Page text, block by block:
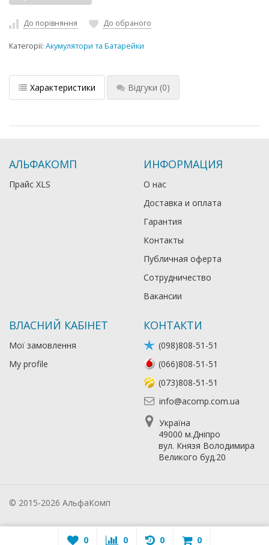
До порівняння До обраного
Категорії: Акумулятори та Батарейки
Характеристики Відгуки (0)
АЛЬФАКОМП
Прайс XLS
ИНФОРМАЦИЯ
О нас
Доставка и оплата
Гарантия
Контакты
Публичная оферта
Сотрудничество
Вакансии
ВЛАСНИЙ КАБІНЕТ
Мої замовлення
My profile
КОНТАКТИ
(098)808-51-51
(066)808-51-51
(073)808-51-51
info@acomp.com.ua
Україна
49000 м.Дніпро
вул. Князя Володимира
Великого буд.20
© 2015-2026 АльфаКомп
0 0 0 0